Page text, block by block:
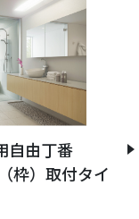
自由丁番
枠）取付タイ